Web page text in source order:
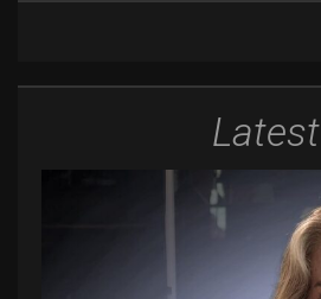
Latest